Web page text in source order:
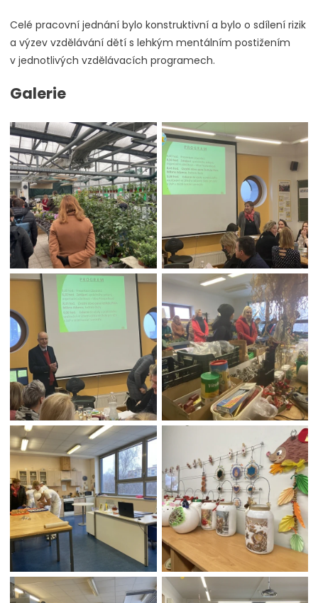
Celé pracovní jednání bylo konstruktivní a bylo o sdílení rizik
a výzev vzdělávání dětí s lehkým mentálním postižením
v jednotlivých vzdělávacích programech.
Galerie